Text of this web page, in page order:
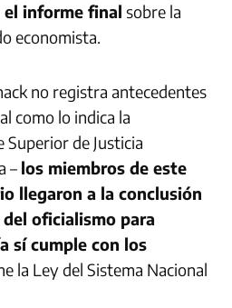
informe final sobre la
economista.
no registra antecedentes
como lo indica la
Superior de Justicia
– los miembros de este
llegaron a la conclusión
oficialismo para
sí cumple con los
la Ley del Sistema Nacional